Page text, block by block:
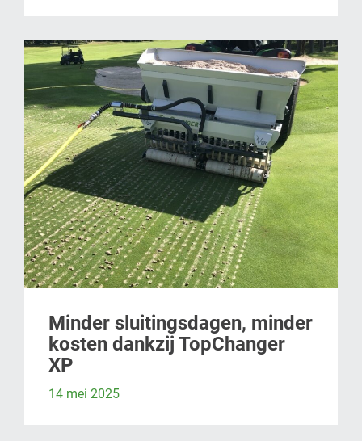
Minder sluitingsdagen, minder
kosten dankzij TopChanger
XP
14 mei 2025